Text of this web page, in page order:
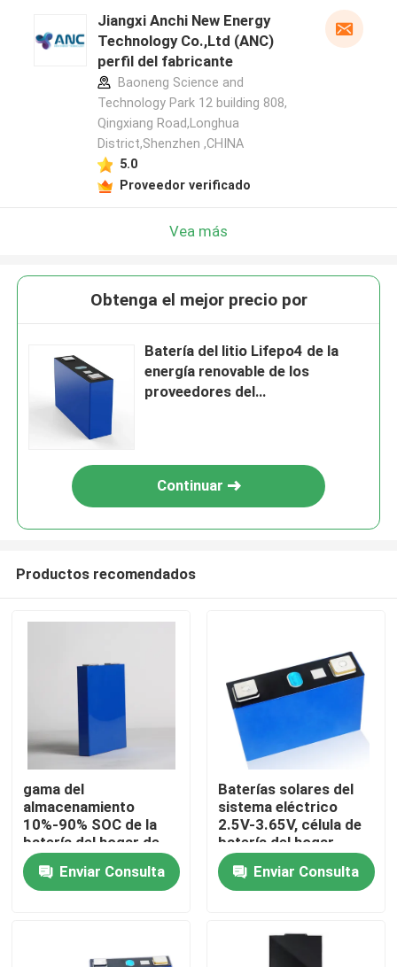
Jiangxi Anchi New Energy
Technology Co.,Ltd (ANC)
perfil del fabricante
Baoneng Science and
Technology Park 12 building 808,
Qingxiang Road,Longhua
District,Shenzhen ,CHINA
5.0
Proveedor verificado
Vea más
Obtenga el mejor precio por
Batería del litio Lifepo4 de la
energía renovable de los
proveedores del
Continuar
Productos recomendados
gama del
almacenamiento
10%-90% SOC de la
batería del hogar de
23x140x160m m
Enviar Consulta
Baterías solares del
sistema eléctrico
2.5V-3.65V, célula de
batería del hogar
Lifepo4
Enviar Consulta